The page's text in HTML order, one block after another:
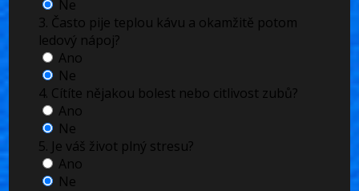
Ne
3. Často pije teplou kávu a okamžitě potom
ledový nápoj?
Ano
Ne
4. Cítíte nějakou bolest nebo citlivost zubů?
Ano
Ne
5. Je váš život plný stresu?
Ano
Ne